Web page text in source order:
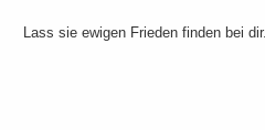
Lass sie ewigen Frieden finden bei dir.